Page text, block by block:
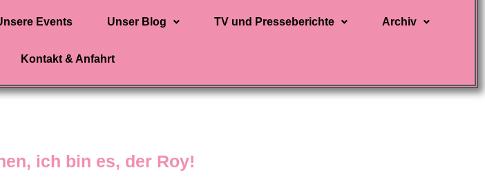
Events Unser Blog TV und Presseberichte Archiv
Kontakt & Anfahrt
ich bin es, der Roy!